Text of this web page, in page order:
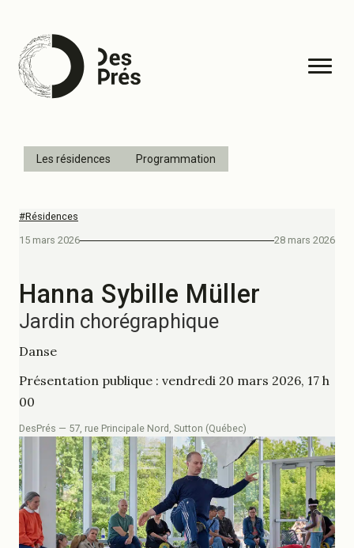
Les résidences Programmation
#Résidences
15 mars 2026
28 mars 2026
Hanna Sybille Müller
Jardin chorégraphique
Danse
Présentation publique : vendredi 20 mars 2026, 17 h
00
DesPrés — 57, rue Principale Nord, Sutton (Québec)